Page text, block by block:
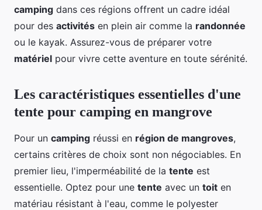
camping dans ces régions offrent un cadre idéal
pour des activités en plein air comme la randonnée
ou le kayak. Assurez-vous de préparer votre
matériel pour vivre cette aventure en toute sérénité.
Les caractéristiques essentielles d'une
tente pour camping en mangrove
Pour un camping réussi en région de mangroves,
certains critères de choix sont non négociables. En
premier lieu, l'imperméabilité de la tente est
essentielle. Optez pour une tente avec un toit en
matériau résistant à l'eau, comme le polyester